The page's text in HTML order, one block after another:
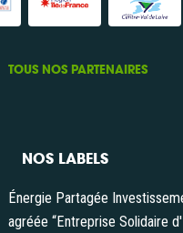
TOUS NOS PARTENAIRES
NOS LABELS
Énergie Partagée
agréée “Entreprise Solidaire